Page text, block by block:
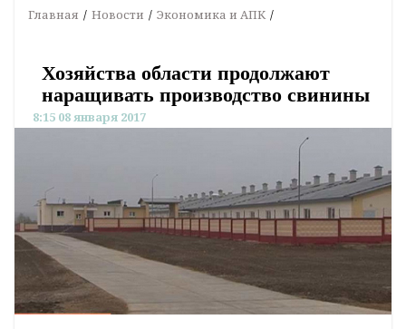
Главная Новости Экономика и АПК
Хозяйства области продолжают
наращивать производство свинины
8:15 08 января 2017